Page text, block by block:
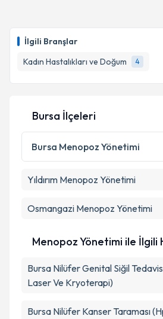
İlgili Branşlar
Kadın Hastalıkları ve Doğum
4
takvim hazırlandığında e-posta
Kişisel verilerimin
Metni
'ni okudum ve kişisel
kapsamda işlenmesini kabul
Bursa İlçeleri
Bursa Menopoz Yönetimi
Yıldırım Menopoz Yönetimi
Osmangazi Menopoz Yönetimi
Menopoz Yönetimi ile İlgili
Bursa Nilüfer Genital Siğil
Laser Ve Kryoterapi)
Bursa Nilüfer Kanser Taraması